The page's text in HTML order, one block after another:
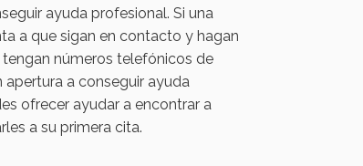
ayuda profesional. Si una
a que sigan en contacto y hagan
números telefónicos de
apertura a conseguir ayuda
ofrecer ayudar a encontrar a
a su primera cita.